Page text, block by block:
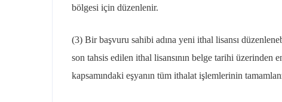
bölgesi için düzenlenir.
(3) Bir başvuru sahibi adına yeni ithal lisansı
son tahsis edilen ithal lisansının belge tarihi üzerinden
kapsamındaki eşyanın tüm ithalat işlemlerinin